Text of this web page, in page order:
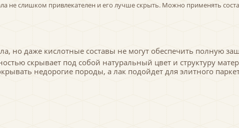
не слишком привлекателен и его лучше скрыть. Можно применять
но даже кислотные составы не могут обеспечить полную
скрывает под собой натуральный цвет и структуру
недорогие породы, а лак подойдет для элитного